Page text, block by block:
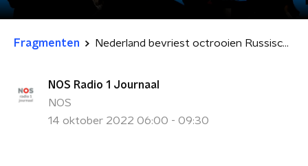
Fragmenten Nederland bevriest octrooien Russische bedrijven
NOS Radio 1 Journaal
NOS
14 oktober 2022 06:00 - 09:30